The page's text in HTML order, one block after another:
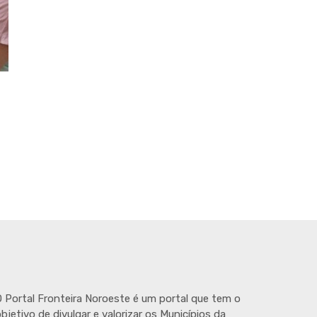
Portal Fronteira Noroeste é um portal que tem o
de divulgar e valorizar os Municípios da